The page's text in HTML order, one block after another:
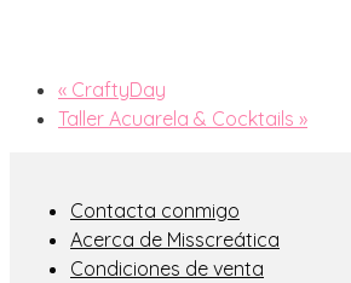
« CraftyDay
Taller Acuarela & Cocktails »
Contacta conmigo
Acerca de Misscreática
Condiciones de venta